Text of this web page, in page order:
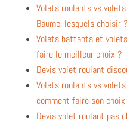
Volets roulants vs
Baume, lesquels choisir ?
Volets battants et
faire le meilleur choix ?
Devis volet roulant
Volets roulants vs
comment faire son choix
Devis volet roulant pas